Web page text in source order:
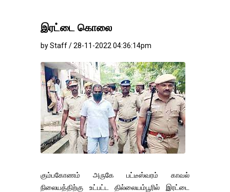
இரட்டை கொலை
by Staff / 28-11-2022 04:36:14pm
கும்பகோணம் அருகே பட்டீஸ்வரம் காவல்
நிலையத்திற்கு உட்பட்ட தில்லையம்பூரில் இரட்டை